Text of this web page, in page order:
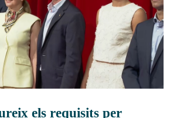
els requisits per